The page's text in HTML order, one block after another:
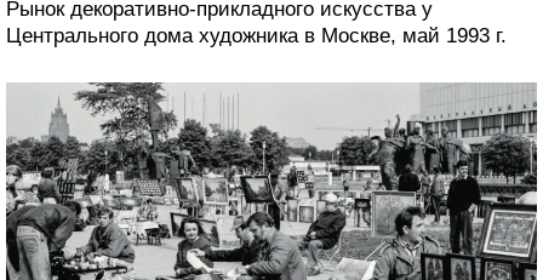
Рынок декоративно-прикладного искусства у
Центрального дома художника в Москве, май 1993 г.